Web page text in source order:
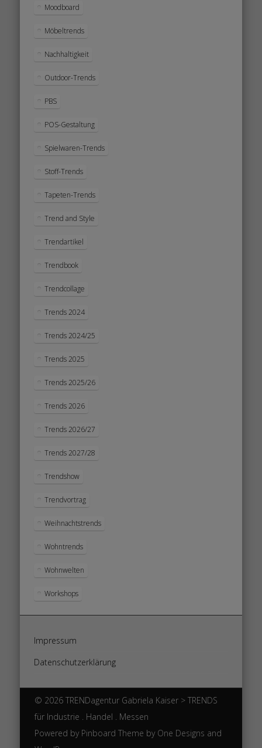
Moodboard
Möbeltrends
Nachhaltigkeit
Outdoor-Trends
PBS
POS-Gestaltung
Spielwaren-Trends
Stoff-Trends
Tapeten-Trends
Trend and Style
Trendartikel
Trendbook
Trendcollage
Trends 2024
Trends 2024/25
Trends 2025
Trends 2025/26
Trends 2026
Trends 2026/27
Trends 2027/28
Trendshow
Trendvortrag
Weihnachtstrends
Wohntrends
Wohnwelten
Workshops
Impressum
Datenschutzerklärung
© 2026 TRENDagentur Gabriela Kaiser > TRENDS
für Industrie . Handel . Messen
Powered by Pinboard Theme by One Designs and